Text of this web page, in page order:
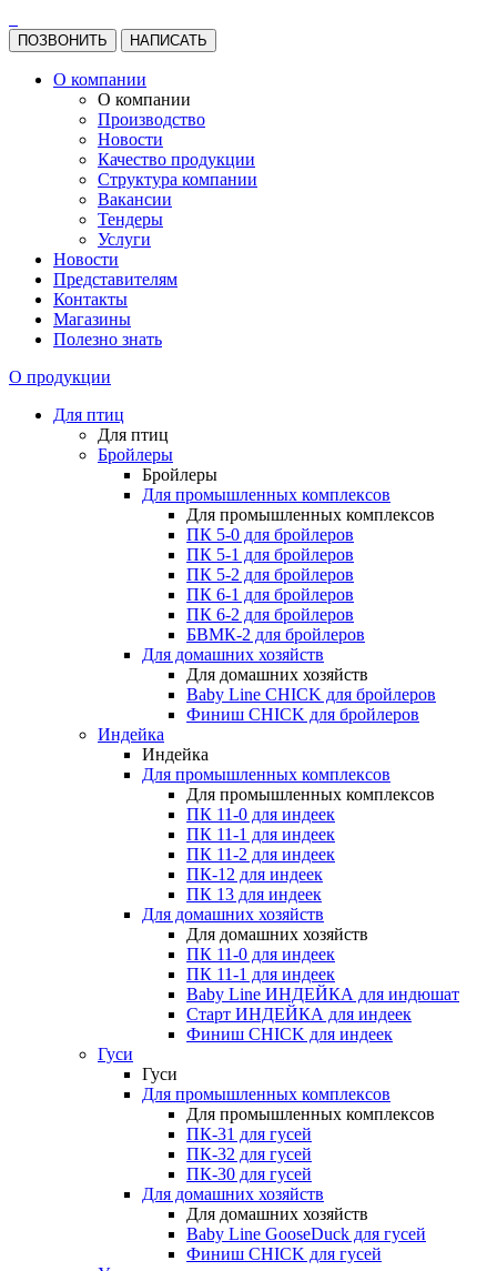
ПОЗВОНИТЬ НАПИСАТЬ
О компании
О компании
Производство
Новости
Качество продукции
Структура компании
Вакансии
Тендеры
Услуги
Новости
Представителям
Контакты
Магазины
Полезно знать
О продукции
Для птиц
Для птиц
Бройлеры
Бройлеры
Для промышленных комплексов
Для промышленных комплексов
ПК 5-0 для бройлеров
ПК 5-1 для бройлеров
ПК 5-2 для бройлеров
ПК 6-1 для бройлеров
ПК 6-2 для бройлеров
БВМК-2 для бройлеров
Для домашних хозяйств
Для домашних хозяйств
Baby Line CHICK для бройлеров
Финиш CHICK для бройлеров
Индейка
Индейка
Для промышленных комплексов
Для промышленных комплексов
ПК 11-0 для индеек
ПК 11-1 для индеек
ПК 11-2 для индеек
ПК-12 для индеек
ПК 13 для индеек
Для домашних хозяйств
Для домашних хозяйств
ПК 11-0 для индеек
ПК 11-1 для индеек
Baby Line ИНДЕЙКА для индюшат
Старт ИНДЕЙКА для индеек
Финиш CHICK для индеек
Гуси
Гуси
Для промышленных комплексов
Для промышленных комплексов
ПК-31 для гусей
ПК-32 для гусей
ПК-30 для гусей
Для домашних хозяйств
Для домашних хозяйств
Baby Line GooseDuck для гусей
Финиш CHICK для гусей